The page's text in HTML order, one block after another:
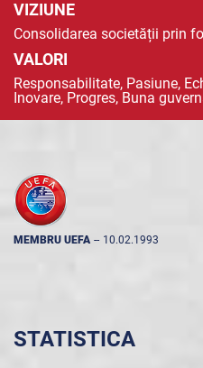
VIZIUNE
Consolidarea societății prin
VALORI
Responsabilitate, Pasiune,
Inovare, Progres, Buna
MEMBRU UEFA -- 10.02.1993
STATISTICA